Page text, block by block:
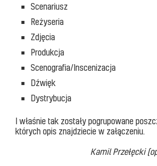
Scenariusz
Reżyseria
Zdjęcia
Produkcja
Scenografia/Inscenizacja
Dźwięk
Dystrybucja
I właśnie tak zostały pogrupowane
których opis znajdziecie w załączeniu.
Kamil Przełęcki